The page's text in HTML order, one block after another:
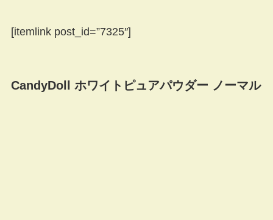
[itemlink post_id=”7325″]
CandyDoll ホワイトピュアパウダー ノーマル